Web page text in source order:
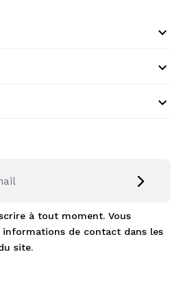
à tout moment. Vous
de contact dans les
site.